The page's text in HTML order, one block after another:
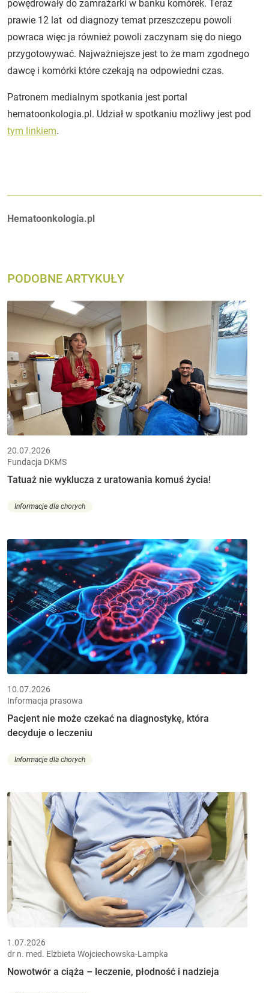
powędrowały do zamrażarki w banku komórek. Teraz
prawie 12 lat od diagnozy temat przeszczepu powoli
powraca więc ja również powoli zaczynam się do niego
przygotowywać. Najważniejsze jest to że mam zgodnego
dawcę i komórki które czekają na odpowiedni czas.
Patronem medialnym spotkania jest portal
hematoonkologia.pl. Udział w spotkaniu możliwy jest pod
tym linkiem.
Autorzy:
Hematoonkologia.pl
PODOBNE ARTYKUŁY
20.07.2026
Fundacja DKMS
Tatuaż nie wyklucza z uratowania komuś życia!
Informacje dla chorych
10.07.2026
Informacja prasowa
Pacjent nie może czekać na diagnostykę, która
decyduje o leczeniu
Informacje dla chorych
1.07.2026
dr n. med. Elżbieta Wojciechowska-Lampka
Nowotwór a ciąża – leczenie, płodność i nadzieja